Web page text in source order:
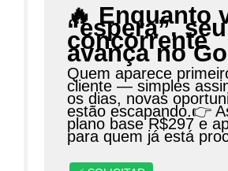
🔥 Enquanto
“espera”, seu
concorrente
avança no
Quem aparece
cliente — simples
os dias, novas
estão escapando.👉
plano base R$297 e
para quem já está